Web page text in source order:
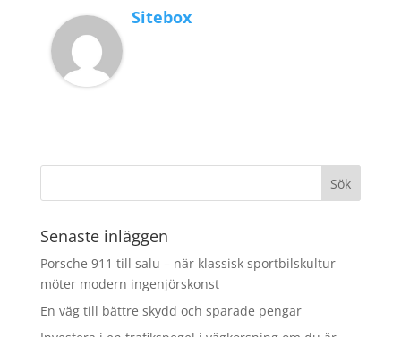
Sitebox
Senaste inläggen
Porsche 911 till salu – när klassisk sportbilskultur
möter modern ingenjörskonst
En väg till bättre skydd och sparade pengar